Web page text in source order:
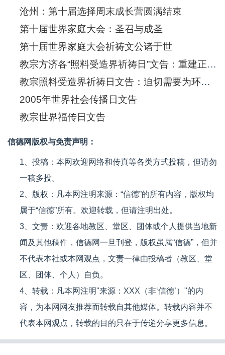
沧州：第十届选择周末成长营圆满结束
第十届世界家庭大会：圣召与成圣
第十届世界家庭大会祈祷文公诸于世
教宗方济各“照料受造界祈祷日”文告：重建正义，取消贫穷国家债务
教宗照料受造界祈祷日文告：迫切需要为环境正义行动起来
2005年世界社会传播日文告
教宗世界福传日文告
信德网版权与免责声明：
1、投稿：本网欢迎网络和传真等各类方式投稿，但请勿
一稿多投。
2、版权：凡本网注明来源：“信德”的所有内容，版权均
属于“信德”所有。欢迎转载，但请注明出处。
3、文责：欢迎各地教区、堂区、团体或个人提供当地新
闻及其他稿件，信德网一旦刊登，版权虽属“信德”，但并
不代表本社或本网观点，文责一律由投稿者（教区、堂
区、团体、个人）自负。
4、转载：凡本网注明"来源：XXX（非‘信德’）"的内
容，为本网网友推荐而转载自其他媒体。转载内容并不
代表本网观点，转载的目的只在于传递分享更多信息。